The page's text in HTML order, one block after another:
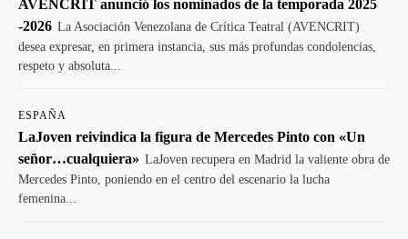
AVENCRIT anunció los nominados de la temporada 2025
-2026 La Asociación Venezolana de Crítica Teatral (AVENCRIT)
desea expresar, en primera instancia, sus más profundas condolencias,
respeto y absoluta...
ESPAÑA
LaJoven reivindica la figura de Mercedes Pinto con «Un
señor…cualquiera» LaJoven recupera en Madrid la valiente obra de
Mercedes Pinto, poniendo en el centro del escenario la lucha
femenina...